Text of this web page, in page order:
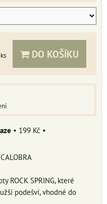
ks DO KOŠÍKU
• 199 Kč •
ROCK SPRING, které
podešví, vhodné do